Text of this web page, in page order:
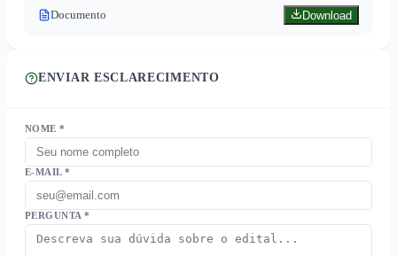
Documento Download
ENVIAR ESCLARECIMENTO
NOME *
E-MAIL *
PERGUNTA *